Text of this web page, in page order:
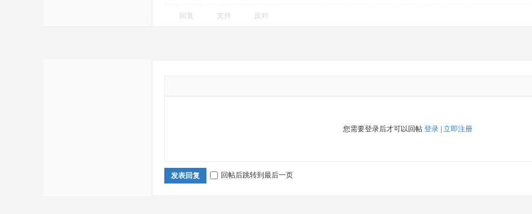
回复 支持 反对
您需要登录后才可以回帖 登录| 立即注册
发表回复 回帖后跳转到最后一页